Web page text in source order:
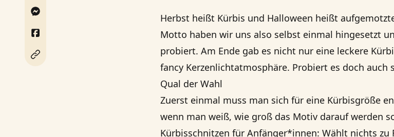
Herbst heißt Kürbis und Halloween heißt
Motto haben wir uns also selbst einmal hingesetzt
probiert. Am Ende gab es nicht nur eine leckere
fancy Kerzenlichtatmosphäre. Probiert es doch auch
Qual der Wahl
Zuerst einmal muss man sich für eine Kürbisgröße
wenn man weiß, wie groß das Motiv darauf werden
Kürbisschnitzen für Anfänger*innen: Wählt nichts zu